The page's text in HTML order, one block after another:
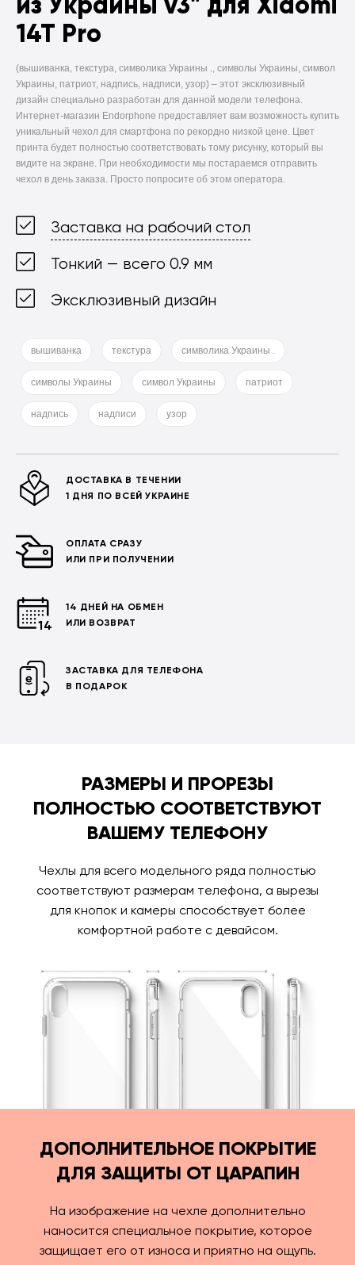
14T Pro
(вышиванка, текстура, символика Украины ., символы Украины, символ
Украины, патриот, надпись, надписи, узор) – этот эксклюзивный
дизайн специально разработан для данной модели телефона.
Интернет-магазин Endorphone предоставляет вам возможность купить
уникальный чехол для смартфона по рекордно низкой цене. Цвет
принта будет полностью соответствовать тому рисунку, который вы
видите на экране. При необходимости мы постараемся отправить
чехол в день заказа. Просто попросите об этом оператора.
Заставка на рабочий стол
Тонкий — всего 0.9 мм
Эксклюзивный дизайн
вышиванка текстура символика Украины .
символы Украины символ Украины патриот
надпись надписи узор
ДОСТАВКА В ТЕЧЕНИИ
1 ДНЯ ПО ВСЕЙ УКРАИНЕ
ОПЛАТА СРАЗУ
ИЛИ ПРИ ПОЛУЧЕНИИ
14 ДНЕЙ НА ОБМЕН
ИЛИ ВОЗВРАТ
ЗАСТАВКА ДЛЯ ТЕЛЕФОНА
В ПОДАРОК
РАЗМЕРЫ И ПРОРЕЗЫ
ПОЛНОСТЬЮ СООТВЕТСТВУЮТ
ВАШЕМУ ТЕЛЕФОНУ
Чехлы для всего модельного ряда полностью
соответствуют размерам телефона, а вырезы
для кнопок и камеры способствует более
комфортной работе с девайсом.
ДОПОЛНИТЕЛЬНОЕ ПОКРЫТИЕ
ДЛЯ ЗАЩИТЫ ОТ ЦАРАПИН
На изображение на чехле дополнительно
наносится специальное покрытие, которое
защищает его от износа и приятно на ощупь.